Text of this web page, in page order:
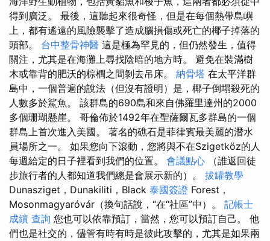
得到廣泛。 最後，這聽起來很奇怪，但是在每個熱帶島嶼
上，都有遙遠的風險襲擊了造成腦損傷或死亡的椰子掉落的
頭部。 台中整骨神醫 這是極為罕見的，但仍然發生，值得
關注，尤其是在海灘上尋找陰暗的地方時。 避免在裝滿樹
木或靠背的肥沃的棕櫚之間剝去吊床。 納骨塔 在太平洋群
島中，一個普遍的說法（但沒有證明）是，椰子倒塌殺死的
人數多於鯊魚。 該群島的690島和來自佛羅里達州的2000
多個珊瑚懸崖。 哥倫佈於1492年在聖薩爾瓦多群島的一個
群島上首次進入美國。 著名的礁石是菲律賓最美麗的潛水
員場所之一。 如果您向下滾動，您將與不在Szigetköz的人
每週給定的日子裡看到我們的位置。 會議點心 （誰返回徒
步旅行者的人都知道我們總是會展示新的）。 拔罐教學
Dunasziget，Dunakiliti，Black 泰國簽證 Forest，
Mosonmagyaróvár（換句話說，“在“社區”中）。 記帳士
成績 查詢 您也可以依靠預訂，當然，您可以預訂自己。 他
們也是社交的，儘管有時有時是彼此攻擊的，尤其是如果兩